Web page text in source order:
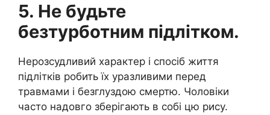
5. Не будьте
безтурботним підлітком.
Нерозсудливий характер і спосіб життя
підлітків робить їх уразливими перед
травмами і безглуздою смертю. Чоловіки
часто надовго зберігають в собі цю рису.